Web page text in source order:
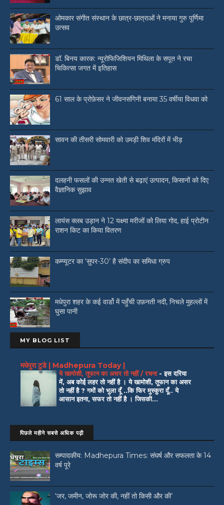
ओमकार संगीत संस्थान के छात्र-छात्राओं ने मनाया गुरु पूर्णिमा
उत्सव
डॉ. बिनय कारक: न्यूरोफिजिशियन मिथिला के सपूत ने रचा
चिकित्सा जगत में इतिहास
61 साल के प्रोफ़ेसर ने जीवनसंगिनी बनाया 35 वर्षीया विधवा को
सावन की तीसरी सोमवारी को उमड़ी शिव मंदिरों में भीड़
दलहनी फसलों की उन्नत खेती से बढ़ाएं उत्पादन, किसानों को दिए
वैज्ञानिक सुझाव
लायंस क्लब उड़ान ने 12 यक्ष्मा मरीजों को लिया गोद, हाई प्रोटीन
राशन किट का किया वितरण
कम्प्यूटर का ‘सुपर-30’ है संदीप का समिधा ग्रुप
मधेपुरा शहर के कई वार्डो में पहुँची उफ़नती नदी, निचले मुहल्लों में
घुसा पानी
MY BLOG LIST
मधेपुरा टुडे | Madhepura Today |
ये खामोशी, तूफान का असर तो नहीं / रचना -इस दरिया
में, अब कोई लहर तो नहीं है । ये खामोशी, तूफान का असर
तो नहीं है ? गमों को भुला दूँ ..कि फिर मुस्कुरा दूँ.. ये
आसान इतना, सफर तो नहीं है । जिसकी...
पिछले महीने सबसे अधिक पढ़ी
सम्पादकीय: Madhepura Times: संघर्ष और सफलता के 14
वर्ष पूरे
‘जर, जमीन, जोरू जोर की, नहीं तो किसी और की’